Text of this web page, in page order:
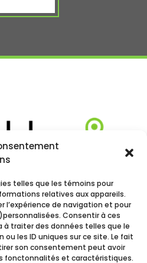
telles que les témoins pour
relatives aux appareils.
l’expérience de navigation et pour
Consentir à ces
traiter des données telles que le
les ID uniques sur ce site. Le fait
son consentement peut avoir
fonctonnalités et caractéristiques.